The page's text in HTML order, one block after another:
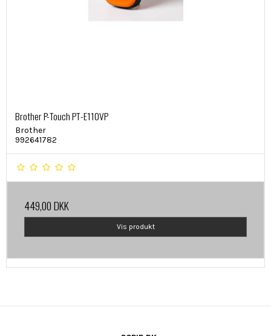
Brother P-Touch PT-E110VP
Brother
992641782
449,00 DKK
Vis produkt